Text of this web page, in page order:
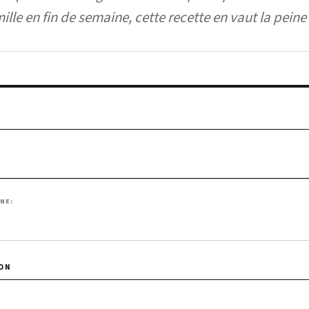
en fin de semaine, cette recette en vaut la